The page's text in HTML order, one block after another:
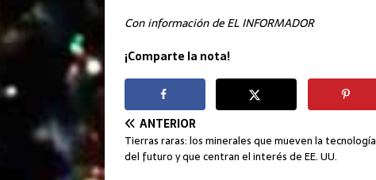
Con información de EL INFORMADOR
¡Comparte la nota!
ANTERIOR
Tierras raras: los minerales que mueven la tecnología
del futuro y que centran el interés de EE. UU.